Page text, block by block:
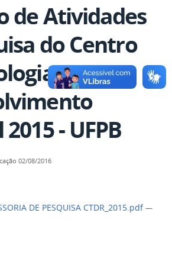
de Atividades
do Centro
e
- UFPB
02/08/2016
DE PESQUISA CTDR_2015.pdf —